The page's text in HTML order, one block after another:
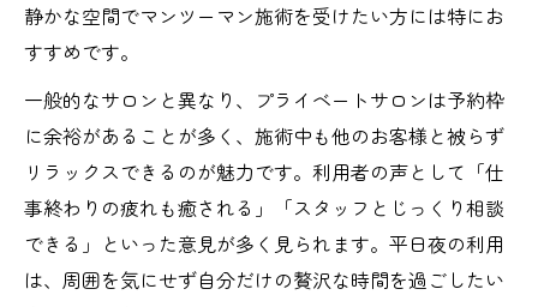
静かな空間でマンツーマン施術を受けたい方には特にお
すすめです。
一般的なサロンと異なり、プライベートサロンは予約枠
に余裕があることが多く、施術中も他のお客様と被らず
リラックスできるのが魅力です。利用者の声として「仕
事終わりの疲れも癒される」「スタッフとじっくり相談
できる」といった意見が多く見られます。平日夜の利用
は、周囲を気にせず自分だけの贅沢な時間を過ごしたい